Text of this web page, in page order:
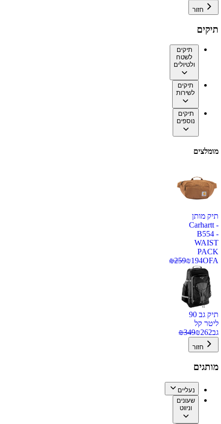
חזור
תיקים
תיקים
לשטח
ולטיולים
תיקים
לשירות
תיקים
נוספים
מומלצים
תיק מותן
Carhartt -
B554 -
WAIST
PACK
OFA
₪194
₪259
תיק גב 90
ליטר קל
גב
₪262
₪349
חזור
מותגים
נעליים
שעונים
וניווט